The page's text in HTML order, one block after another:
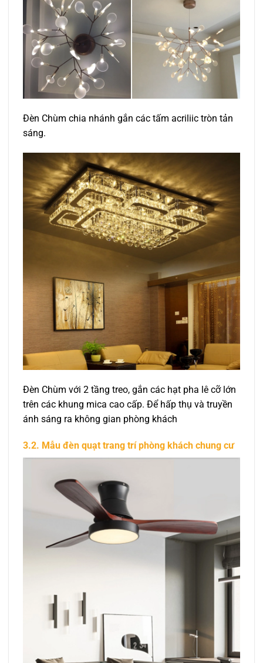
Đèn Chùm chia nhánh gắn các tấm acriliic tròn tản
sáng.
Đèn Chùm với 2 tầng treo, gắn các hạt pha lê cỡ lớn
trên các khung mica cao cấp. Để hấp thụ và truyền
ánh sáng ra không gian phòng khách
3.2. Mẫu đèn quạt trang trí phòng khách chung cư